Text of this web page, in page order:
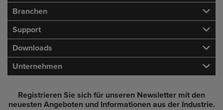
Branchen
Support
Downloads
Unternehmen
Registrieren Sie sich für unseren Newsletter mit den
neuesten Angeboten und Informationen aus der Industrie.